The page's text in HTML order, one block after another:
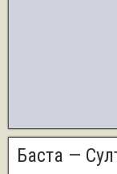
Баста —